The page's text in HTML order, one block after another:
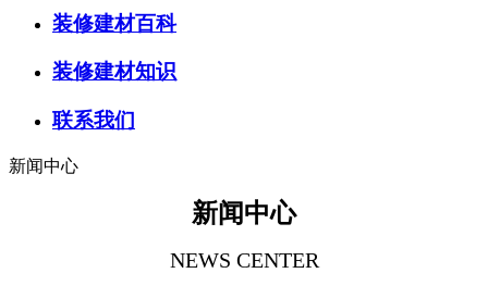
装修建材百科
装修建材知识
联系我们
新闻中心
新闻中心
NEWS CENTER